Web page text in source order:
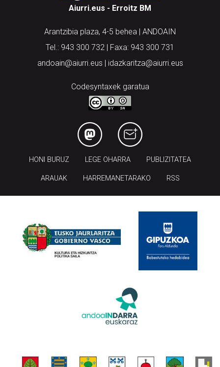
Aiurri.eus - Erroitz BM
Arantzibia plaza, 4-5 behea | ANDOAIN
Tel.: 943 300 732 | Faxa: 943 300 731
andoain@aiurri.eus | idazkaritza@aiurri.eus
Codesyntaxek garatua
HONI BURUZ LEGE OHARRA PUBLIZITATEA
ARAUAK HARREMANETARAKO RSS